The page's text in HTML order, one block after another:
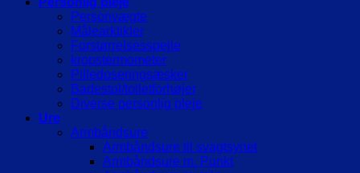
Personvægte
Målearktikler
Forstørrelsesspejle
kropstermometer
Pilledoseringsæsker
Badestol/toiletforhøjer
Diverse personlig pleje
Ure
Armbåndsure
Armbåndsure til svagtsynet
Armbåndsure m. Punkt